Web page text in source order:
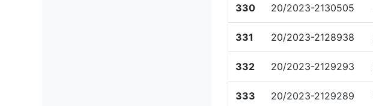
330 20/2023-2130505
331 20/2023-2128938
332 20/2023-2129293
333 20/2023-2129289